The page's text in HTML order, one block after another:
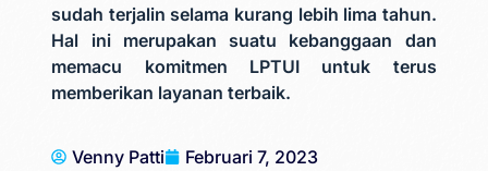
sudah terjalin selama kurang lebih lima tahun.
Hal ini merupakan suatu kebanggaan dan
memacu komitmen LPTUI untuk terus
memberikan layanan terbaik.
Venny Patti
Februari 7, 2023